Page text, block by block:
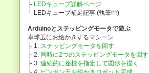
├ LEDキューブ詳解ページ
└ LEDキューブ補足記事 (執筆中)
Arduinoとステッピングモータで遊ぶ
卓球玉にお絵かきするマシーン
├ 1. ステッピングモータを回す
├ 2. 同時に2つのステッピングモータを回す
├ 3. 連続的に座標を指定して図形を描く